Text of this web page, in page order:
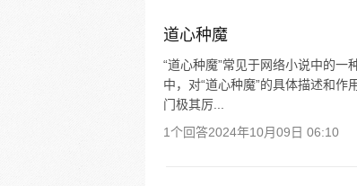
道心种魔
“道心种魔”常见于网络小说中的
中，对“道心种魔”的具体描述和
门极其厉...
1个回答2024年10月09日 06:10